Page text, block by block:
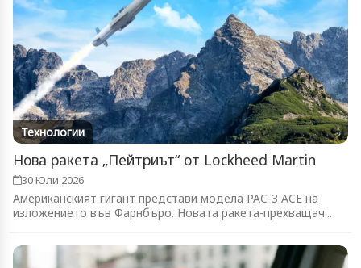
Технологии
Нова ракета „Пейтриът“ от Lockheed Martin
30 Юли 2026
Американският гигант представи модела PAC-3 ACE на
изложението във Фарнбъро. Новата ракета-прехващач...